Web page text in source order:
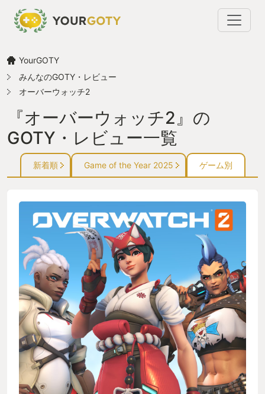
YourGOTY
みんなのGOTY・レビュー
オーバーウォッチ2
『オーバーウォッチ2』の
GOTY・レビュー一覧
新着順 Game of the Year 2025 ゲーム別